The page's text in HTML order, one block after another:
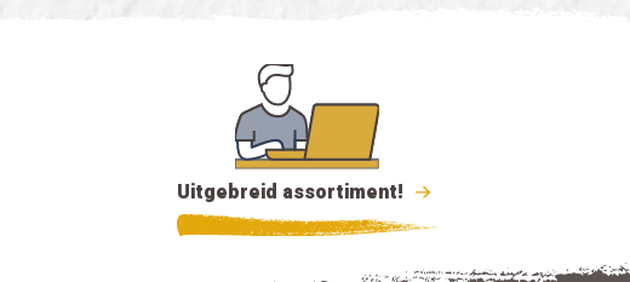
Uitgebreid assortiment!